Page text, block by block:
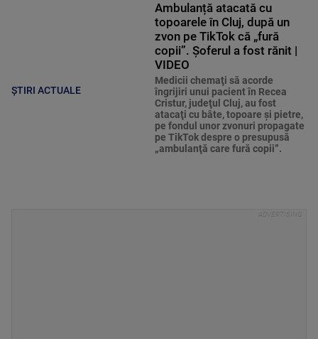
ȘTIRI ACTUALE
Ambulanță atacată cu
topoarele în Cluj, după un
zvon pe TikTok că „fură
copii”. Șoferul a fost rănit |
VIDEO
Medicii chemaţi să acorde
îngrijiri unui pacient în Recea
Cristur, judeţul Cluj, au fost
atacaţi cu bâte, topoare şi pietre,
pe fondul unor zvonuri propagate
pe TikTok despre o presupusă
„ambulanţă care fură copii”.